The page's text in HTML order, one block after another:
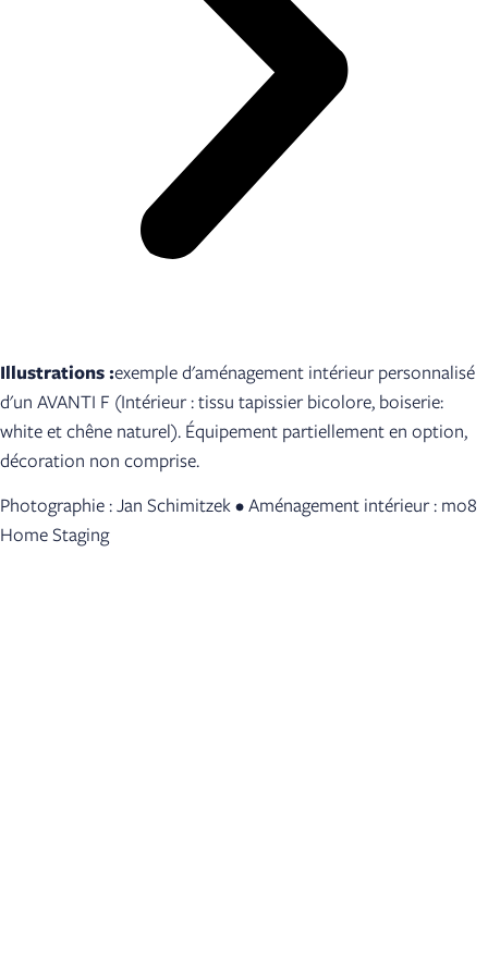
Illustrations :exemple d'aménagement intérieur personnalisé
d'un AVANTI F (Intérieur : tissu tapissier bicolore, boiserie:
white et chêne naturel). Équipement partiellement en option,
décoration non comprise.
Photographie : Jan Schimitzek • Aménagement intérieur : mo8
Home Staging